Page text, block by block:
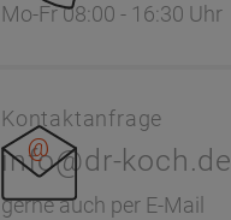
Mo-Fr 08:00 - 16:30 Uhr
Kontaktanfrage
info@dr-koch.de
gerne auch per E-Mail